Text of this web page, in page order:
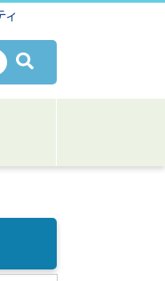
ィ